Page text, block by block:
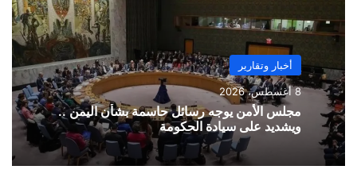
أخبار وتقارير
8 أغسطس، 2026
مجلس الأمن يوجه رسائل حاسمة بشأن اليمن ..
ويشديد على سيادة الحكومة